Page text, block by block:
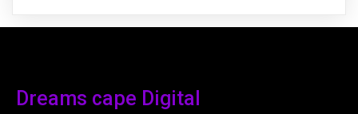
Dreams cape Digital